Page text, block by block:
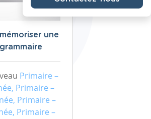
une
Primaire –
Primaire –
Primaire –
Primaire –